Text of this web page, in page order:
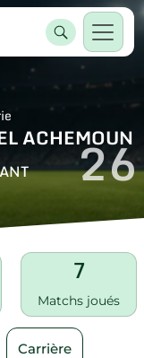
ACHEMOUN
26
7
Matchs joués
Carrière